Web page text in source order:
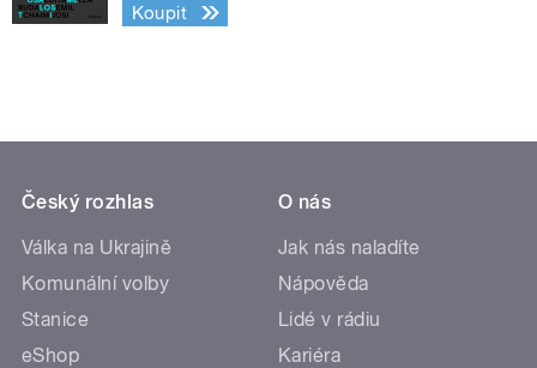
Koupit
Český rozhlas
Válka na Ukrajině
Komunální volby
Stanice
eShop
O nás
Jak nás naladíte
Nápověda
Lidé v rádiu
Kariéra